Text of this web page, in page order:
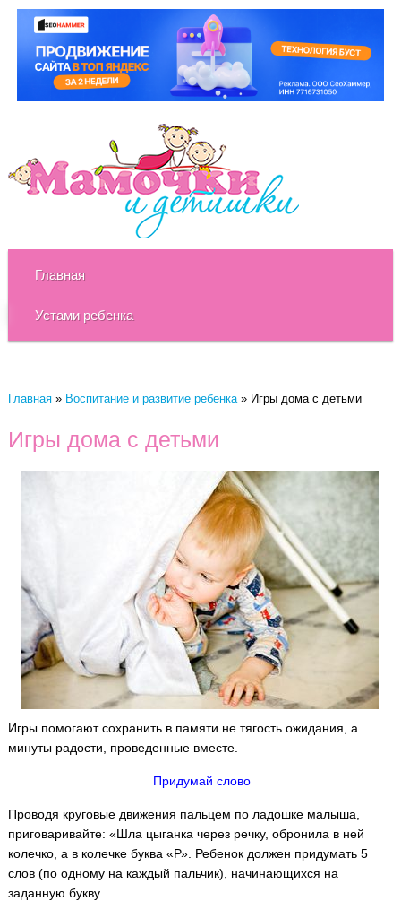
Главная
Устами ребенка
Главная» Воспитание и развитие ребенка» Игры дома с детьми
Игры дома с детьми
Игры помогают сохранить в памяти не тягость ожидания, а
минуты радости, проведенные вместе.
Придумай слово
Проводя круговые движения пальцем по ладошке малыша,
приговаривайте: «Шла цыганка через речку, обронила в ней
колечко, а в колечке буква «Р». Ребенок должен придумать 5
слов (по одному на каждый пальчик), начинающихся на
заданную букву.